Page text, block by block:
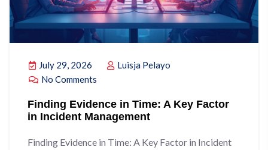
July 29, 2026
Luisja Pelayo
No Comments
Finding Evidence in Time: A Key Factor
in Incident Management
Finding Evidence in Time: A Key Factor in Incident